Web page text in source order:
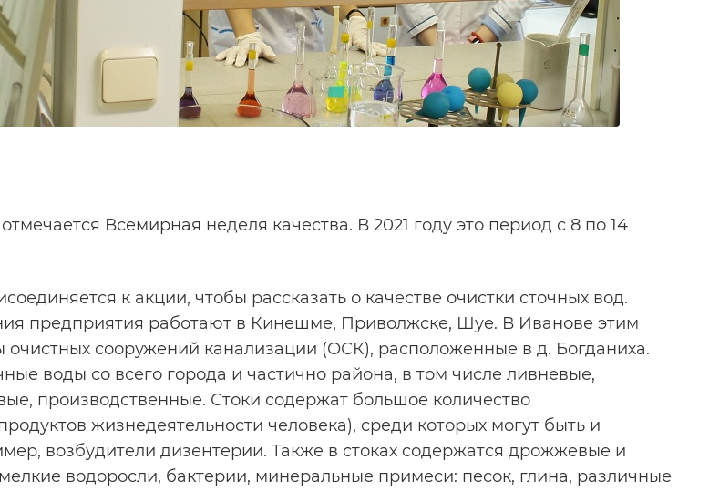
Всемирная неделя качества. В 2021 году это период с 8 по 14
к акции, чтобы рассказать о качестве очистки сточных вод.
предприятия работают в Кинешме, Приволжске, Шуе. В Иванове этим
сооружений канализации (ОСК), расположенные в д. Богданиха.
воды со всего города и частично района, в том числе ливневые,
производственные. Стоки содержат большое количество
жизнедеятельности человека), среди которых могут быть и
возбудители дизентерии. Также в стоках содержатся дрожжевые и
водоросли, бактерии, минеральные примеси: песок, глина, различные